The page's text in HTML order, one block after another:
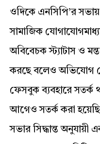
ওদিকে এনসিপি’র
সামাজিক
অবিবেচক স্ট্যাটাস ও
করছে বলেও অভিযোগ
ফেসবুক ব্যবহারে সতর্ক
আগেও সতর্ক করা
সভার সিদ্ধান্ত